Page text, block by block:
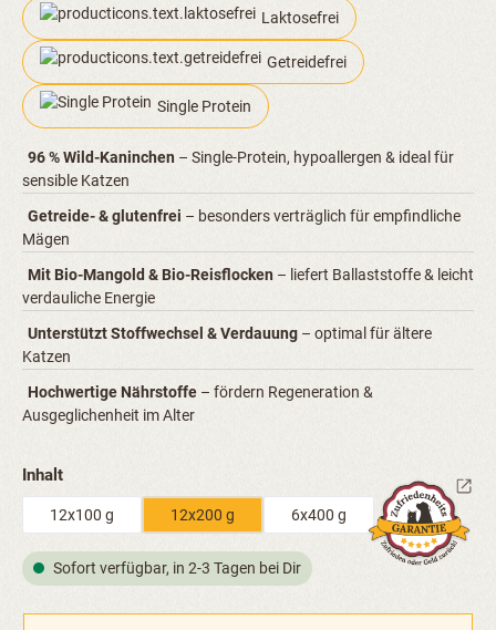
Laktosefrei
Getreidefrei
Single Protein
96 % Wild-Kaninchen – Single-Protein, hypoallergen & ideal für
sensible Katzen
Getreide- & glutenfrei – besonders verträglich für empfindliche
Mägen
Mit Bio-Mangold & Bio-Reisflocken – liefert Ballaststoffe & leicht
verdauliche Energie
Unterstützt Stoffwechsel & Verdauung – optimal für ältere
Katzen
Hochwertige Nährstoffe – fördern Regeneration &
Ausgeglichenheit im Alter
Inhaltauswählen
12x100 g 12x200 g 6x400 g
Sofort verfügbar, in 2-3 Tagen bei Dir